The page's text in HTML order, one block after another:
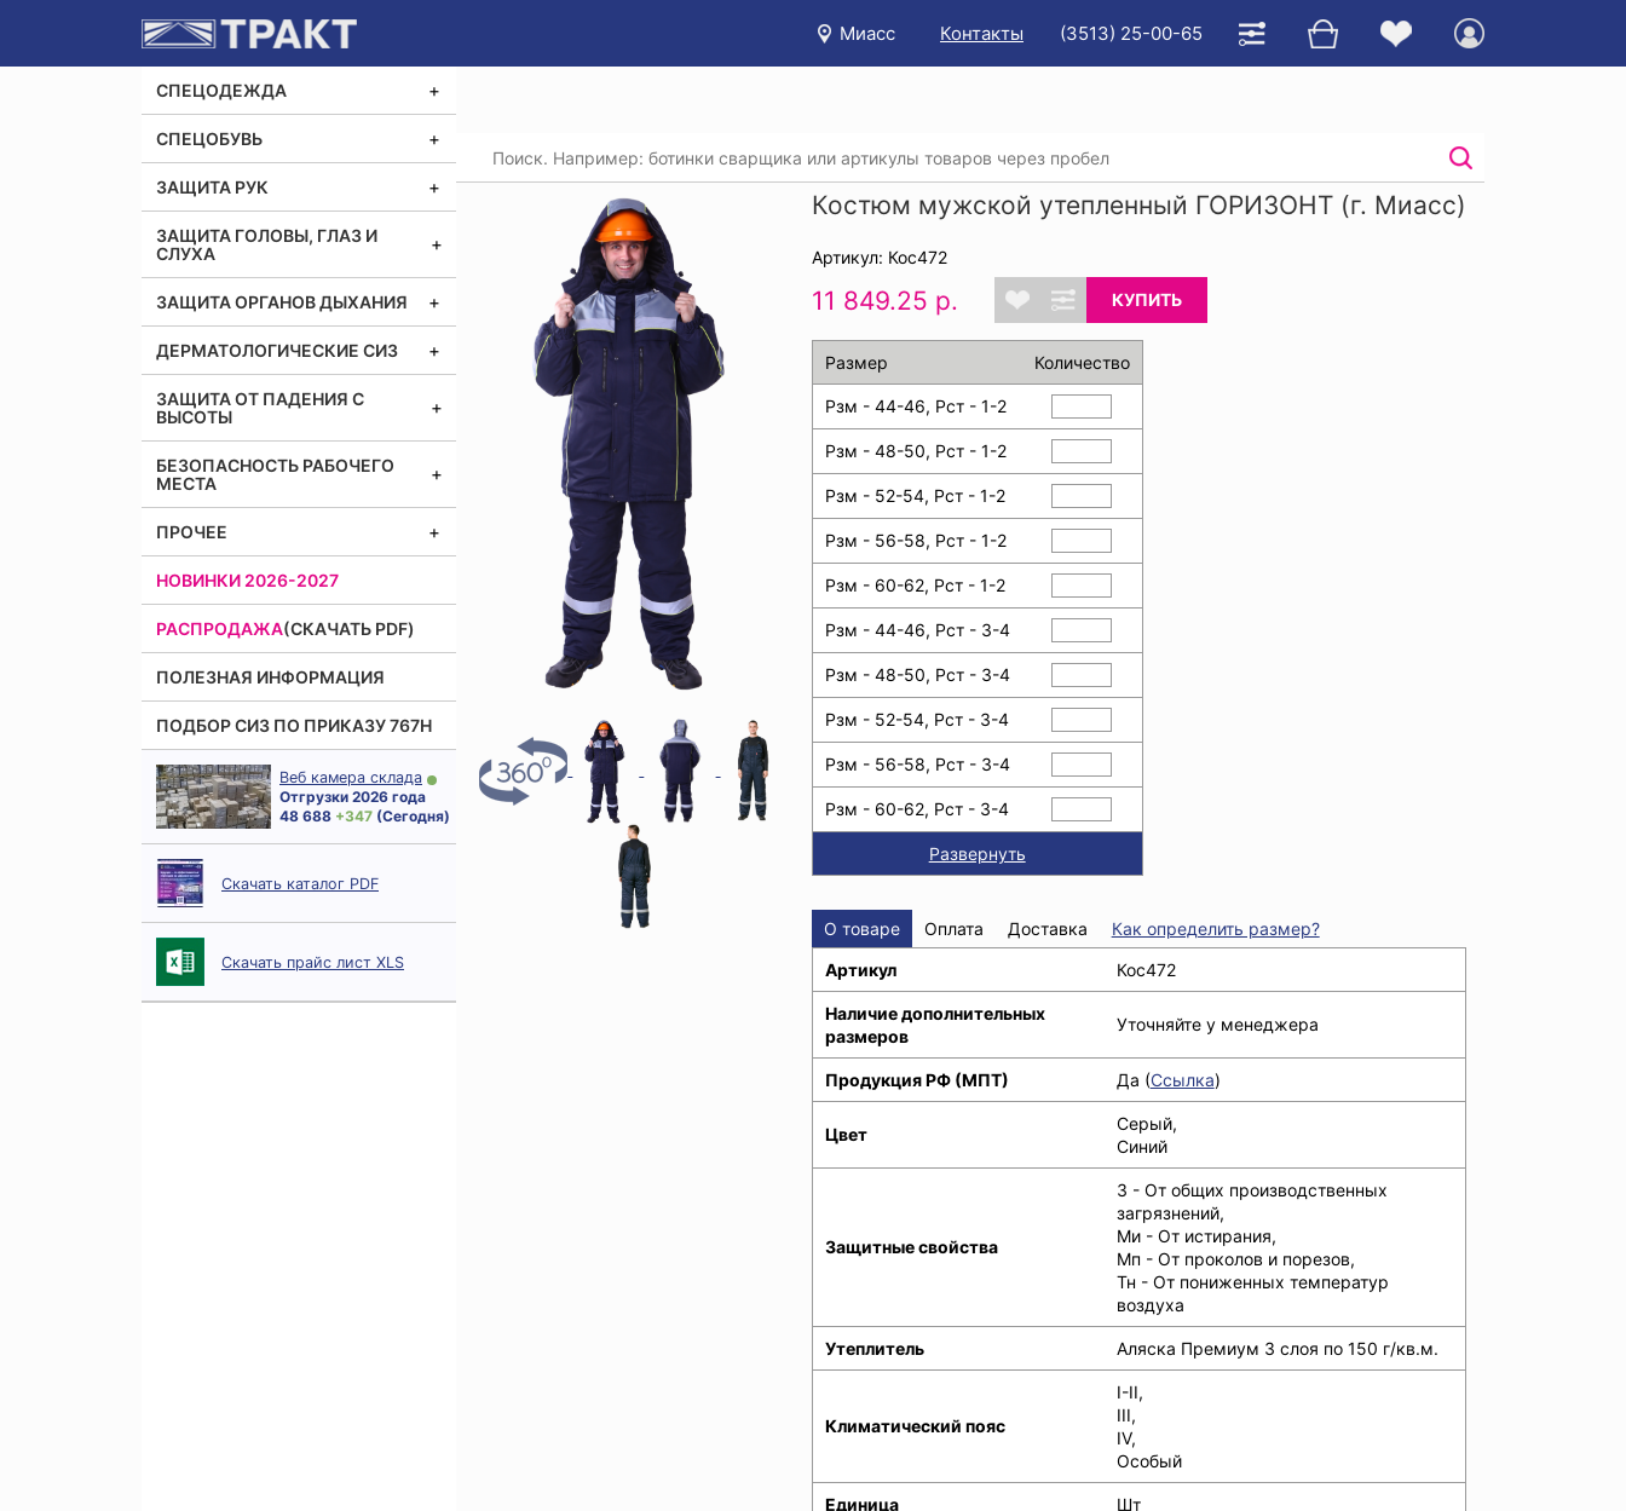
Миасс Контакты (3513) 25-00-65
СПЕЦОДЕЖДА
СПЕЦОБУВЬ
ЗАЩИТА РУК
ЗАЩИТА ГОЛОВЫ, ГЛАЗ И
СЛУХА
ЗАЩИТА ОРГАНОВ ДЫХАНИЯ
ДЕРМАТОЛОГИЧЕСКИЕ СИЗ
ЗАЩИТА ОТ ПАДЕНИЯ С
ВЫСОТЫ
БЕЗОПАСНОСТЬ РАБОЧЕГО
МЕСТА
ПРОЧЕЕ
НОВИНКИ 2026-2027
РАСПРОДАЖА(СКАЧАТЬ PDF)
ПОЛЕЗНАЯ ИНФОРМАЦИЯ
ПОДБОР СИЗ ПО ПРИКАЗУ 767Н
Веб камера склада
Отгрузки 2026 года
48 688 + 347 (Сегодня)
Скачать каталог PDF
Скачать прайс лист XLS
Костюм мужской утепленный ГОРИЗОНТ (г. Миасс)
Артикул: Кос472
11 849.25 р. КУПИТЬ
Размер Количество
Рзм - 44-46, Рст - 1-2
Рзм - 48-50, Рст - 1-2
Рзм - 52-54, Рст - 1-2
Рзм - 56-58, Рст - 1-2
Рзм - 60-62, Рст - 1-2
Рзм - 44-46, Рст - 3-4
Рзм - 48-50, Рст - 3-4
Рзм - 52-54, Рст - 3-4
Рзм - 56-58, Рст - 3-4
Рзм - 60-62, Рст - 3-4
Развернуть
О товаре Оплата Доставка
Как определить размер?
Артикул
Кос472
Наличие дополнительных
размеров
Уточняйте у менеджера
Продукция РФ (МПТ) Да (Ссылка)
Цвет
Серый,
Синий
Защитные свойства
З - От общих производственных
загрязнений,
Ми - От истирания,
Мп - От проколов и порезов,
Тн - От пониженных температур
воздуха
Утеплитель Аляска Премиум 3 слоя по 150 г/кв.м.
Климатический пояс
I-II,
III,
IV,
Особый
Единица Шт